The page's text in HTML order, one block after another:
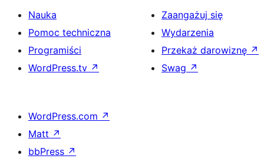
Nauka
Pomoc techniczna
Programiści
WordPress.tv ↗
Zaangażuj się
Wydarzenia
Przekaż darowiznę ↗
Swag ↗
WordPress.com ↗
Matt ↗
bbPress ↗